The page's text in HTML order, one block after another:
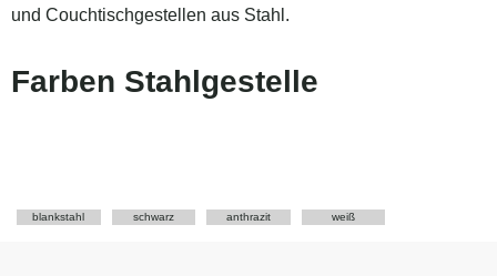
und Couchtischgestellen aus Stahl.
Farben Stahlgestelle
blankstahl schwarz anthrazit weiß